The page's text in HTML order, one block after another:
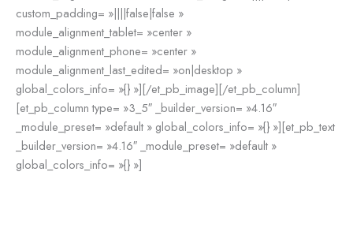
custom_padding= »||||false|false »
module_alignment_tablet= »center »
module_alignment_phone= »center »
module_alignment_last_edited= »on|desktop »
global_colors_info= »{} »][/et_pb_image][/et_pb_column]
[et_pb_column type= »3_5″ _builder_version= »4.16″
_module_preset= »default » global_colors_info= »{} »][et_pb_text
_builder_version= »4.16″ _module_preset= »default »
global_colors_info= »{} »]